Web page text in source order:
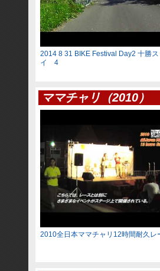
2014 8 31 BIKE Festival Day2 十勝
イ 4
ママチャリ（2010）
2010全日本ママチャリ12時間耐久レ